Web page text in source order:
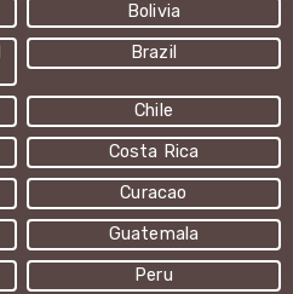
Bolivia
Brazil
Chile
Costa Rica
Curacao
Guatemala
Peru